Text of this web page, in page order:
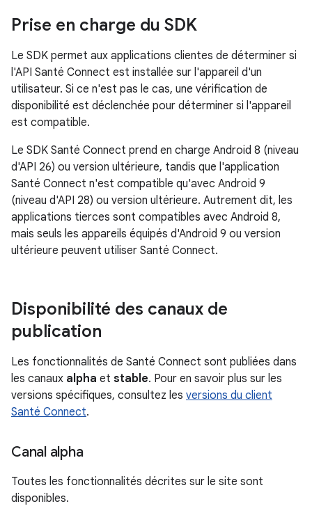
Prise en charge du SDK
Le SDK permet aux applications clientes de déterminer si
l'API Santé Connect est installée sur l'appareil d'un
utilisateur. Si ce n'est pas le cas, une vérification de
disponibilité est déclenchée pour déterminer si l'appareil
est compatible.
Le SDK Santé Connect prend en charge Android 8 (niveau
d'API 26) ou version ultérieure, tandis que l'application
Santé Connect n'est compatible qu'avec Android 9
(niveau d'API 28) ou version ultérieure. Autrement dit, les
applications tierces sont compatibles avec Android 8,
mais seuls les appareils équipés d'Android 9 ou version
ultérieure peuvent utiliser Santé Connect.
Disponibilité des canaux de
publication
Les fonctionnalités de Santé Connect sont publiées dans
les canaux alpha et stable. Pour en savoir plus sur les
versions spécifiques, consultez les versions du client
Santé Connect.
Canal alpha
Toutes les fonctionnalités décrites sur le site sont
disponibles.